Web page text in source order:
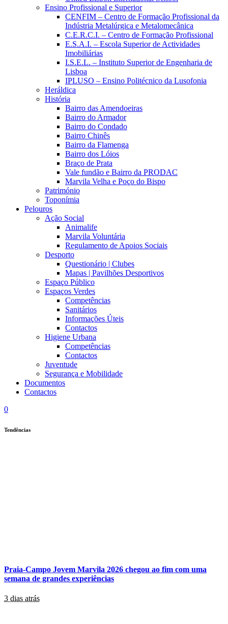
Ensino Profissional e Superior
CENFIM – Centro de Formação Profissional da
Indústria Metalúrgica e Metalomecânica
C.E.R.C.I. – Centro de Formação Profissional
E.S.A.I. – Escola Superior de Actividades
Imobiliárias
I.S.E.L. – Instituto Superior de Engenharia de
Lisboa
IPLUSO – Ensino Politécnico da Lusofonia
Heráldica
História
Bairro das Amendoeiras
Bairro do Armador
Bairro do Condado
Bairro Chinês
Bairro da Flamenga
Bairro dos Lóios
Braço de Prata
Vale fundão e Bairro da PRODAC
Marvila Velha e Poço do Bispo
Património
Toponímia
Pelouros
Ação Social
Animalife
Marvila Voluntária
Regulamento de Apoios Sociais
Desporto
Questionário | Clubes
Mapas | Pavilhões Desportivos
Espaço Público
Espaços Verdes
Competências
Sanitários
Informações Úteis
Contactos
Higiene Urbana
Competências
Contactos
Juventude
Segurança e Mobilidade
Documentos
Contactos
0
Tendências
Praia-Campo Jovem Marvila 2026 chegou ao fim com uma
semana de grandes experiências
3 dias atrás